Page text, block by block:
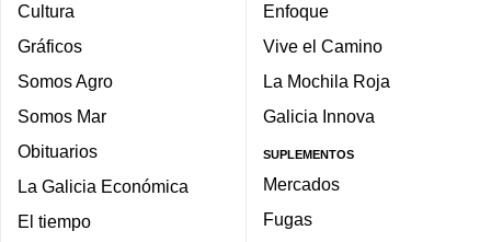
Cultura
Gráficos
Somos Agro
Somos Mar
Obituarios
La Galicia Económica
El tiempo
Enfoque
Vive el Camino
La Mochila Roja
Galicia Innova
SUPLEMENTOS
Mercados
Fugas